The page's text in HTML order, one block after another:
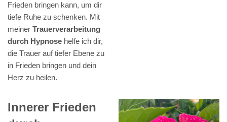
Frieden bringen kann, um dir
tiefe Ruhe zu schenken. Mit
meiner Trauerverarbeitung
durch Hypnose helfe ich dir,
die Trauer auf tiefer Ebene zu
in Frieden bringen und dein
Herz zu heilen.
Innerer Frieden